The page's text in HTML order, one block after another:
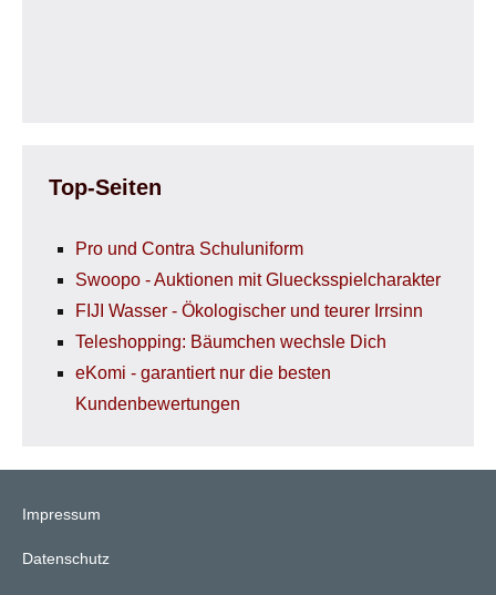
Top-Seiten
Pro und Contra Schuluniform
Swoopo - Auktionen mit Gluecksspielcharakter
FIJI Wasser - Ökologischer und teurer Irrsinn
Teleshopping: Bäumchen wechsle Dich
eKomi - garantiert nur die besten
Kundenbewertungen
Impressum
Datenschutz